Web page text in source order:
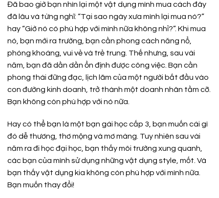
Đã bao giờ bạn nhìn lại một vật dụng mình mua cách đây
đã lâu và từng nghĩ: “Tại sao ngày xưa mình lại mua nó?”
hay “Giờ nó có phù hợp với mình nữa không nhỉ?”. Khi mua
nó, bạn mới ra trường, bạn cần phong cách năng nổ,
phóng khoáng, vui vẻ và trẻ trung. Thế nhưng, sau vài
năm, bạn đã dần dần ổn định được công việc. Bạn cần
phong thái đững đạc, lịch lãm của một người bắt đầu vào
con đường kinh doanh, trở thành một doanh nhân tầm cỡ.
Bạn không còn phù hợp với nó nữa.
Hay có thể bạn là một bạn gái học cấp 3, bạn muốn cái gì
đó dễ thương, thơ mộng và mơ màng. Tuy nhiên sau vài
năm ra đi học đại học, bạn thấy môi trường xung quanh,
các bạn của mình sử dụng những vật dụng style, mốt. Và
bạn thấy vật dụng kia không còn phù hợp với mình nữa.
Bạn muốn thay đổi!